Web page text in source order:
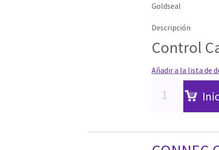
Goldseal
Descripción
Control
Añadir a la lista de